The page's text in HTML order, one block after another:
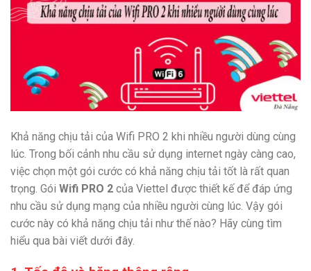
Khả năng chịu tải của Wifi PRO 2 khi nhiều người dùng cùng
lúc. Trong bối cảnh nhu cầu sử dụng internet ngày càng cao,
việc chọn một gói cước có khả năng chịu tải tốt là rất quan
trọng. Gói Wifi PRO 2 của Viettel được thiết kế để đáp ứng
nhu cầu sử dụng mạng của nhiều người cùng lúc. Vậy gói
cước này có khả năng chịu tải như thế nào? Hãy cùng tìm
hiểu qua bài viết dưới đây.